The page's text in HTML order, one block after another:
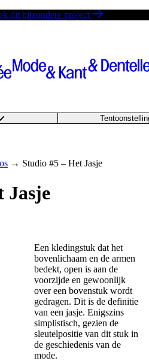
dit bijzondere project
→ Studio #5 – Het Jasje
Jasje
Een kledingstuk dat het
bovenlichaam en de armen
bedekt, open is aan de
voorzijde en gewoonlijk
over een bovenstuk wordt
gedragen. Dit is de definitie
van een jasje. Enigszins
simplistisch, gezien de
sleutelpositie van dit stuk in
de geschiedenis van de
mode.